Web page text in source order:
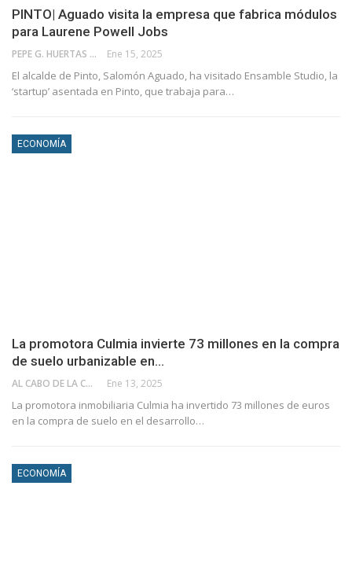
PINTO| Aguado visita la empresa que fabrica módulos
para Laurene Powell Jobs
PEPE G. HUERTAS Ene 15, 2025
El alcalde de Pinto, Salomón Aguado, ha visitado Ensamble Studio, la
‘startup’ asentada en Pinto, que trabaja para…
ECONOMÍA
La promotora Culmia invierte 73 millones en la compra
de suelo urbanizable en…
AL CABO DE LA CALLE Ene 13, 2025
La promotora inmobiliaria Culmia ha invertido 73 millones de euros
en la compra de suelo en el desarrollo…
ECONOMÍA